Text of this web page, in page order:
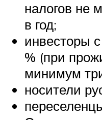
налогов не
в год;
инвесторы
% (при
минимум
носители